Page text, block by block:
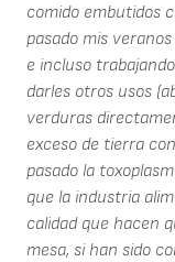
comido embutidos
pasado mis
e incluso
darles otros usos
verduras
exceso de tierra
pasado la
que la industria
calidad que hacen
mesa, si han sido